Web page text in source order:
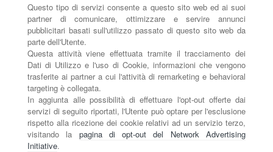
Questo tipo di servizi consente a questo sito web ed ai suoi
partner di comunicare, ottimizzare e servire annunci
pubblicitari basati sull'utilizzo passato di questo sito web da
parte dell'Utente.
Questa attività viene effettuata tramite il tracciamento dei
Dati di Utilizzo e l'uso di Cookie, informazioni che vengono
trasferite ai partner a cui l'attività di remarketing e behavioral
targeting è collegata.
In aggiunta alle possibilità di effettuare l'opt-out offerte dai
servizi di seguito riportati, l'Utente può optare per l'esclusione
rispetto alla ricezione dei cookie relativi ad un servizio terzo,
visitando la pagina di opt-out del Network Advertising
Initiative.